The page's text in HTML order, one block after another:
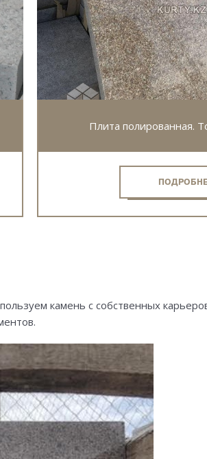
Плита полированная.
камень с собственных